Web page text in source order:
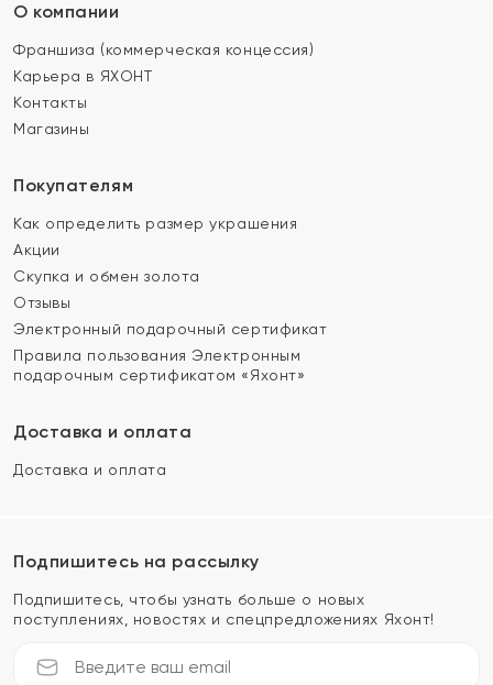
О компании
Франшиза (коммерческая концессия)
Карьера в ЯХОНТ
Контакты
Магазины
Покупателям
Как определить размер украшения
Акции
Скупка и обмен золота
Отзывы
Электронный подарочный сертификат
Правила пользования Электронным
подарочным сертификатом «Яхонт»
Доставка и оплата
Доставка и оплата
Подпишитесь на рассылку
Подпишитесь, чтобы узнать больше о новых
поступлениях, новостях и спецпредложениях Яхонт!